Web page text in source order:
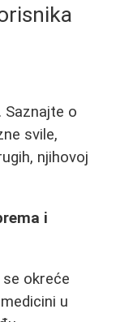
Saznajte o
svile,
njihovoj
i
okreće
u